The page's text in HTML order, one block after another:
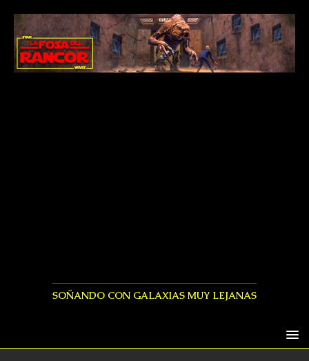
SOÑANDO CON GALAXIAS MUY LEJANAS